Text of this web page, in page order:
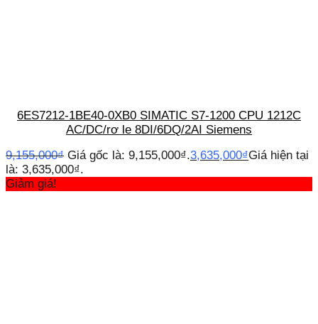
6ES7212-1BE40-0XB0 SIMATIC S7-1200 CPU 1212C
AC/DC/rơ le 8DI/6DQ/2AI Siemens
9,155,000₫ Giá gốc là: 9,155,000₫.3,635,000₫Giá hiện tại
là: 3,635,000₫.
Giảm giá!